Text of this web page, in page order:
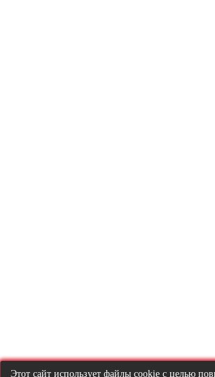
Этот сайт использует файлы cookie с целью